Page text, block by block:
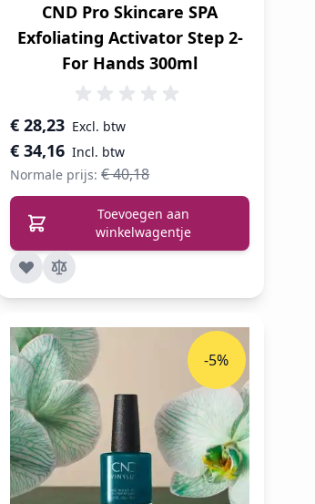
CND Pro Skincare SPA
Exfoliating Activator Step 2-
For Hands 300ml
Speciale prijs
€ 34,16
€ 28,23
Normale prijs: € 40,18
Toevoegen aan
winkelwagentje
-5%